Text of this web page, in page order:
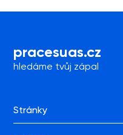
svých řadách
pracesuas.cz
hledáme tvůj zápal
Stránky